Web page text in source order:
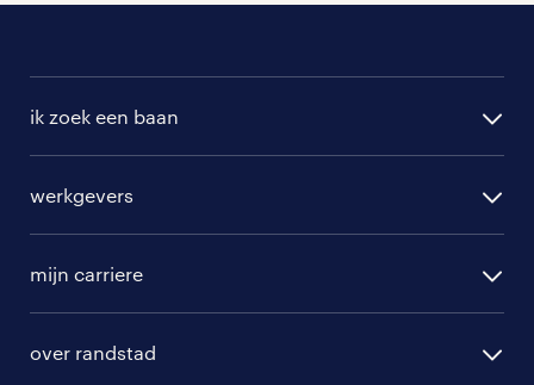
ik zoek een baan
randstad professional
randstad digital
werkgevers
hr-diensten
mijn carriere
over randstad